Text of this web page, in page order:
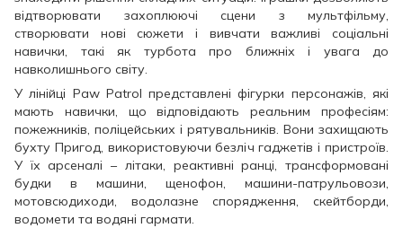
відтворювати захоплюючі сцени з мультфільму,
створювати нові сюжети і вивчати важливі соціальні
навички, такі як турбота про ближніх і увага до
навколишнього світу.
У лінійці Paw Patrol представлені фігурки персонажів, які
мають навички, що відповідають реальним професіям:
пожежників, поліцейських і рятувальників. Вони захищають
бухту Пригод, використовуючи безліч гаджетів і пристроїв.
У їх арсеналі – літаки, реактивні ранці, трансформовані
будки в машини, щенофон, машини-патрульовози,
мотовсюдиходи, водолазне спорядження, скейтборди,
водомети та водяні гармати.